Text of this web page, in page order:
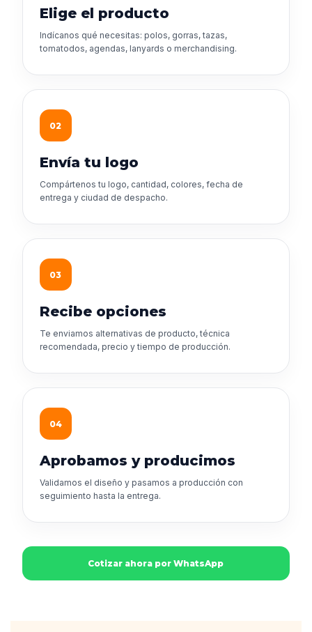
Elige el producto
Indícanos qué necesitas: polos, gorras, tazas,
tomatodos, agendas, lanyards o merchandising.
02
Envía tu logo
Compártenos tu logo, cantidad, colores, fecha de
entrega y ciudad de despacho.
03
Recibe opciones
Te enviamos alternativas de producto, técnica
recomendada, precio y tiempo de producción.
04
Aprobamos y producimos
Validamos el diseño y pasamos a producción con
seguimiento hasta la entrega.
Cotizar ahora por WhatsApp